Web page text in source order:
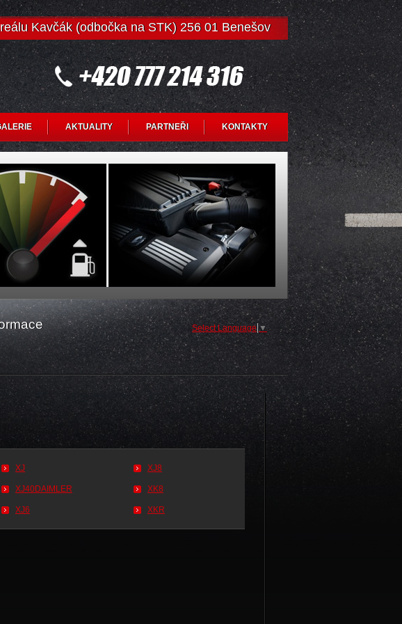
Kavčák (odbočka na STK) 256 01 Benešov
AKTUALITY PARTNEŘI KONTAKTY
Select Language ▼
XJ
XJ40DAIMLER
XJ6
XJ8
XK8
XKR